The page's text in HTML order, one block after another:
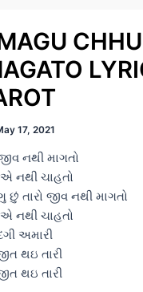
17, 2021
નથી માગતો
એ નથી ચાહતો
છું તારો જીવ નથી માગતો
એ નથી ચાહતો
અમારી
થઇ તારી
થઇ તારી